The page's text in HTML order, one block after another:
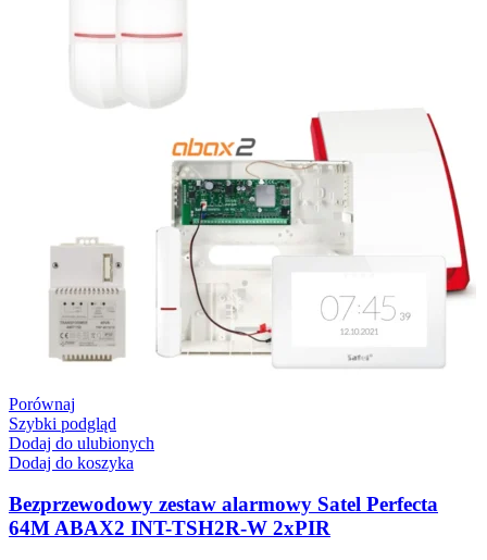
Porównaj
Szybki podgląd
Dodaj do ulubionych
Dodaj do koszyka
Bezprzewodowy zestaw alarmowy Satel Perfecta
64M ABAX2 INT-TSH2R-W 2xPIR